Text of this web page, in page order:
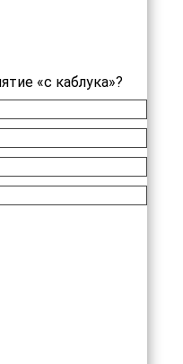
«с каблука»?